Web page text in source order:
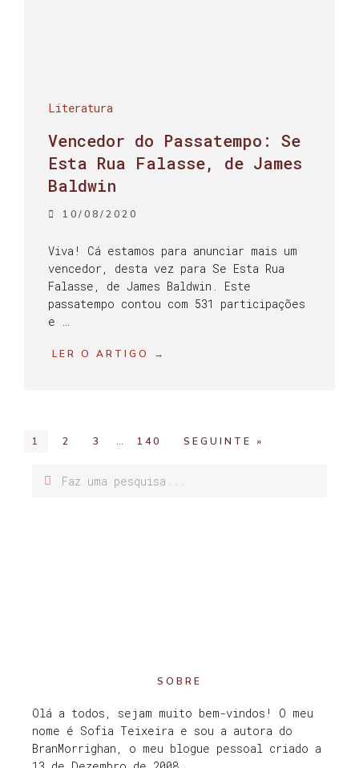
Literatura
Vencedor do Passatempo: Se
Esta Rua Falasse, de James
Baldwin
10/08/2020
Viva! Cá estamos para anunciar mais um
vencedor, desta vez para Se Esta Rua
Falasse, de James Baldwin. Este
passatempo contou com 531 participações
e …
LER O ARTIGO →
1 2 3 … 140 SEGUINTE »
SOBRE
Olá a todos, sejam muito bem-vindos! O meu
nome é Sofia Teixeira e sou a autora do
BranMorrighan, o meu blogue pessoal criado a